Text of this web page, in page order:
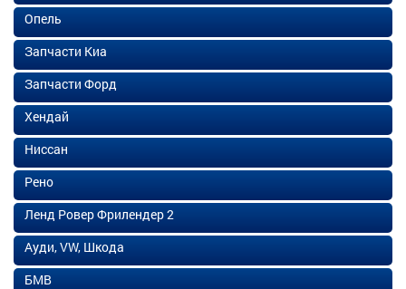
Опель
Запчасти Киа
Запчасти Форд
Хендай
Ниссан
Рено
Ленд Ровер Фрилендер 2
Ауди, VW, Шкода
БМВ